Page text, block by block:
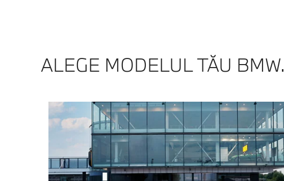
ALEGE MODELUL TĂU BMW.